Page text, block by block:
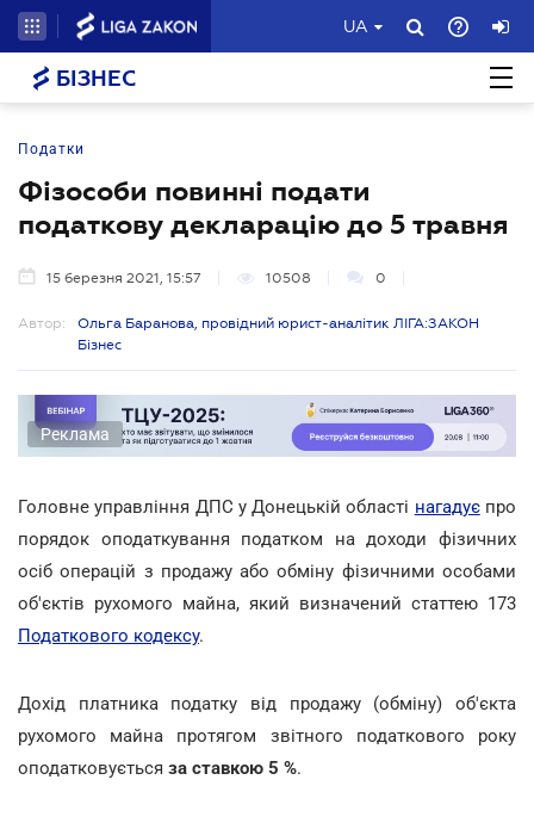
UA
БІЗНЕС
Податки
Фізособи повинні подати
податкову декларацію до 5 травня
15 березня 2021, 15:57 10508 0
Автор:
Ольга Баранова, провідний юрист-аналітик ЛІГА:ЗАКОН
Бізнес
Реклама
Головне управління ДПС у Донецькій області нагадуєпро
порядок оподаткування податком на доходи фізичних
осіб операцій з продажу або обміну фізичними особами
об'єктів рухомого майна, який визначений статтею 173
Податкового кодексу.
Дохід платника податку від продажу (обміну) об'єкта
рухомого майна протягом звітного податкового року
оподатковується за ставкою 5 %.